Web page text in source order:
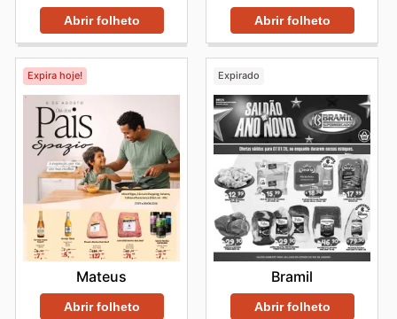
Abrir folheto Abrir folheto
Expira hoje!
Mateus
Abrir folheto
Expirado
Bramil
Abrir folheto